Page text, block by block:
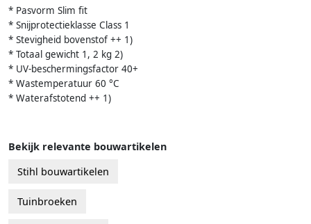
* Pasvorm Slim fit
* Snijprotectieklasse Class 1
* Stevigheid bovenstof ++ 1)
* Totaal gewicht 1, 2 kg 2)
* UV-beschermingsfactor 40+
* Wastemperatuur 60 °C
* Waterafstotend ++ 1)
Bekijk relevante bouwartikelen
Stihl bouwartikelen
Tuinbroeken